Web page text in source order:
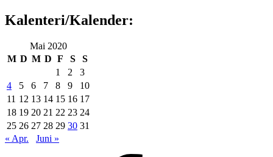
Kalenteri/Kalender:
Mai 2020
M D M D F S
S
1
2
3
4
5 6 7 8 9
10
11 12 13 14 15 16 17
18 19 20 21 22 23 24
25 26 27 28 29 30 31
« Apr.
Juni »